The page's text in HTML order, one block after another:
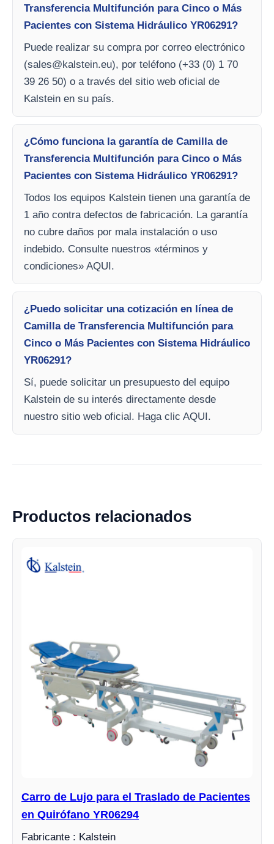
Transferencia Multifunción para Cinco o Más
Pacientes con Sistema Hidráulico YR06291?
Puede realizar su compra por correo electrónico
(sales@kalstein.eu), por teléfono (+33 (0) 1 70
39 26 50) o a través del sitio web oficial de
Kalstein en su país.
¿Cómo funciona la garantía de Camilla de
Transferencia Multifunción para Cinco o Más
Pacientes con Sistema Hidráulico YR06291?
Todos los equipos Kalstein tienen una garantía de
1 año contra defectos de fabricación. La garantía
no cubre daños por mala instalación o uso
indebido. Consulte nuestros «términos y
condiciones» AQUI.
¿Puedo solicitar una cotización en línea de
Camilla de Transferencia Multifunción para
Cinco o Más Pacientes con Sistema Hidráulico
YR06291?
Sí, puede solicitar un presupuesto del equipo
Kalstein de su interés directamente desde
nuestro sitio web oficial. Haga clic AQUI.
Productos relacionados
Carro de Lujo para el Traslado de Pacientes
en Quirófano YR06294
Fabricante : Kalstein